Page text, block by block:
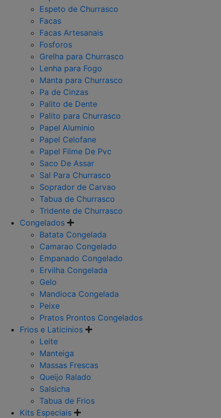
Espeto de Churrasco
Facas
Facas Artesanais
Fosforos
Grelha para Churrasco
Lenha para Fogo
Manta para Churrasco
Pa de Cinzas
Palito de Dente
Palito para Churrasco
Papel Aluminio
Papel Celofane
Papel Filme De Pvc
Saco De Assar
Sal Para Churrasco
Soprador de Carvao
Tabua de Churrasco
Tridente de Churrasco
Congelados
Batata Congelada
Camarao Congelado
Empanado Congelado
Ervilha Congelada
Gelo
Mandioca Congelada
Peixe
Pratos Prontos Congelados
Frios e Laticinios
Leite
Manteiga
Massas Frescas
Queijo Ralado
Salsicha
Tabua de Frios
Kits Especiais